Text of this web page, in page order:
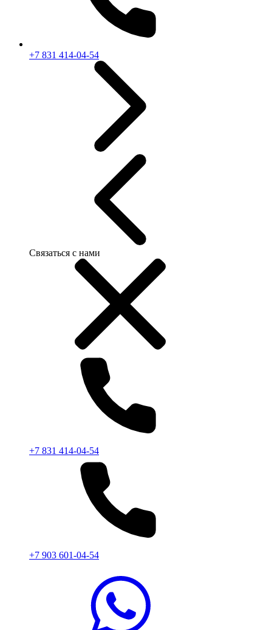
+7 831 414-04-54
Связаться с нами
+7 831 414-04-54
+7 903 601-04-54